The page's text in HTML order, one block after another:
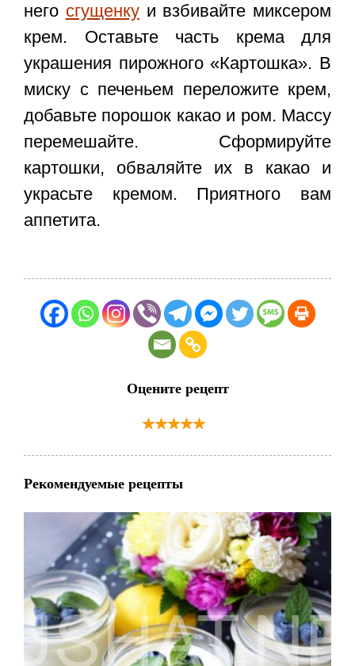
него сгущенкуи взбивайте миксером
крем. Оставьте часть крема для
украшения пирожного «Картошка». В
миску с печеньем переложите крем,
добавьте порошок какао и ром. Массу
перемешайте. Сформируйте
картошки, обваляйте их в какао и
украсьте кремом. Приятного вам
аппетита.
Оцените рецепт
Рекомендуемые рецепты